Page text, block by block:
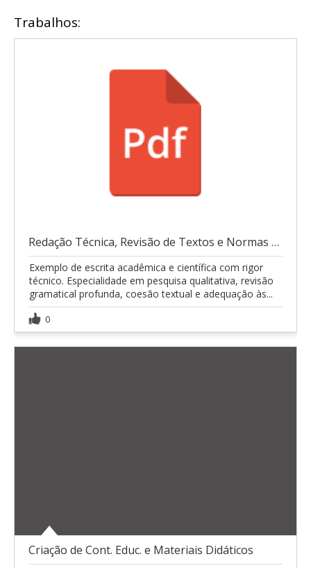
Trabalhos:
Redação Técnica, Revisão de Textos e Normas ABNT
Exemplo de escrita acadêmica e científica com rigor
técnico. Especialidade em pesquisa qualitativa, revisão
gramatical profunda, coesão textual e adequação às...
0
Criação de Cont. Educ. e Materiais Didáticos